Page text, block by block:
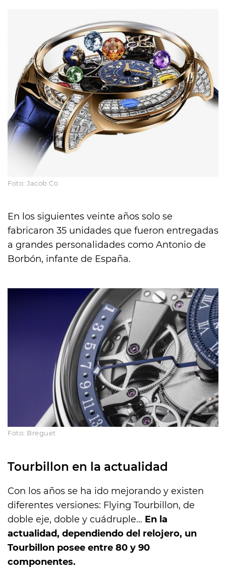
Foto: Jacob Co
En los siguientes veinte años solo se
fabricaron 35 unidades que fueron entregadas
a grandes personalidades como Antonio de
Borbón, infante de España.
Foto: Breguet
Tourbillon en la actualidad
Con los años se ha ido mejorando y existen
diferentes versiones: Flying Tourbillon, de
doble eje, doble y cuádruple… En la
actualidad, dependiendo del relojero, un
Tourbillon posee entre 80 y 90
componentes.